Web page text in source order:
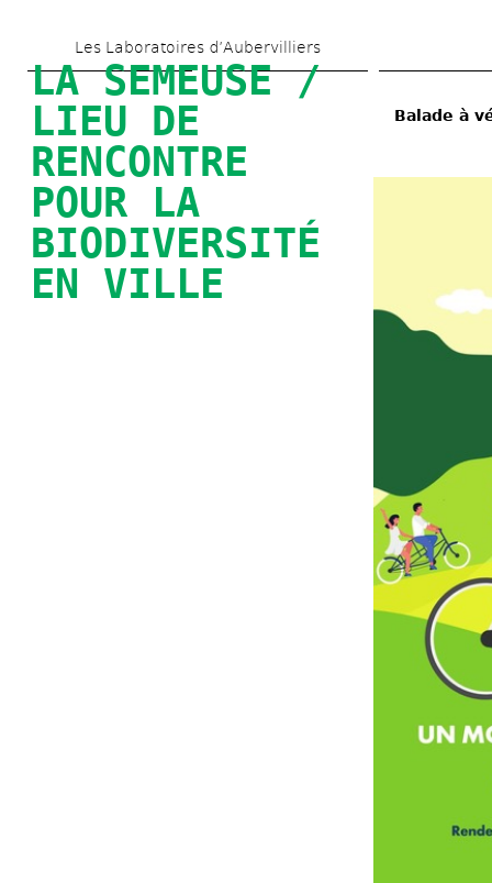
to
main
content
Les Laboratoires d’Aubervilliers
LA SEMEUSE /
LIEU DE
RENCONTRE
POUR LA
BIODIVERSITÉ
EN VILLE
Balade à